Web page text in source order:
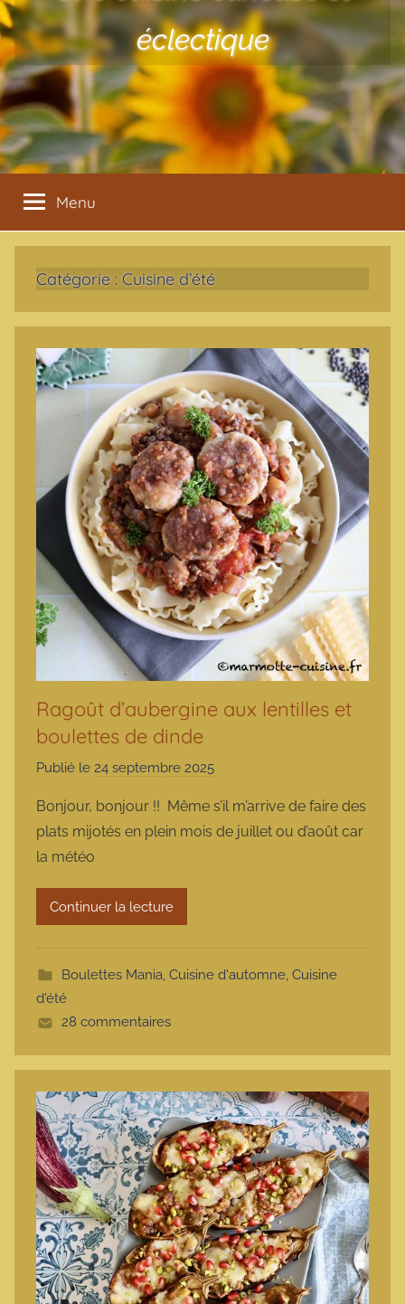
éclectique
Menu
Catégorie : Cuisine d’été
Ragoût d’aubergine aux lentilles et
boulettes de dinde
Publié le 24 septembre 2025
r
m
t
Bonjour, bonjour !! Même s’il m’arrive de faire des
plats mijotés en plein mois de juillet ou d’août car
la météo
Continuer la lecture
Boulettes Mania, Cuisine d'automne, Cuisine
d'été
28 commentaires